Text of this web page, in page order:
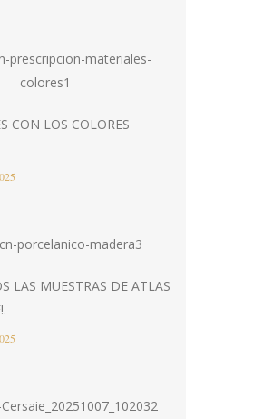
CON LOS COLORES
LAS MUESTRAS DE ATLAS